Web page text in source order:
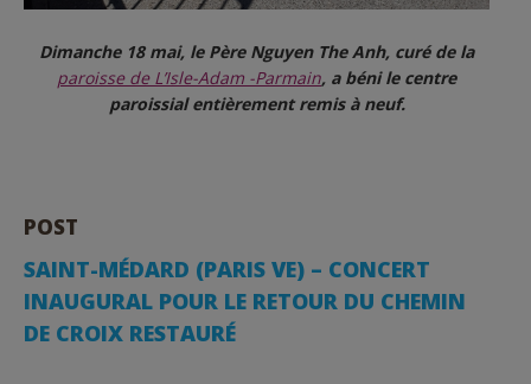
Dimanche 18 mai, le Père Nguyen The Anh, curé de la
paroisse de L’Isle-Adam -Parmain, a béni le centre
paroissial entièrement remis à neuf.
POST
SAINT-MÉDARD (PARIS VE) – CONCERT
INAUGURAL POUR LE RETOUR DU CHEMIN
DE CROIX RESTAURÉ